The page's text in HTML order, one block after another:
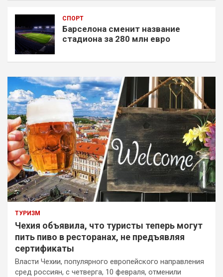
СПОРТ
Барселона сменит название
стадиона за 280 млн евро
ТУРИЗМ
Чехия объявила, что туристы теперь могут
пить пиво в ресторанах, не предъявляя
сертификаты
Власти Чехии, популярного европейского направления
сред россиян, с четверга, 10 февраля, отменили